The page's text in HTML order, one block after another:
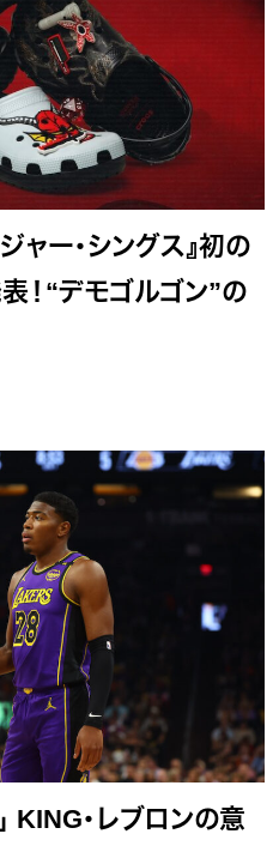
ャー・シングス』初の
！“デモゴルゴン”の
KING・レブロンの意